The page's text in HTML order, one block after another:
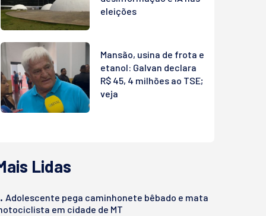
eleições
Mansão, usina de frota e
etanol: Galvan declara
R$ 45, 4 milhões ao TSE;
veja
Lidas
Adolescente pega caminhonete bêbado e mata
em cidade de MT